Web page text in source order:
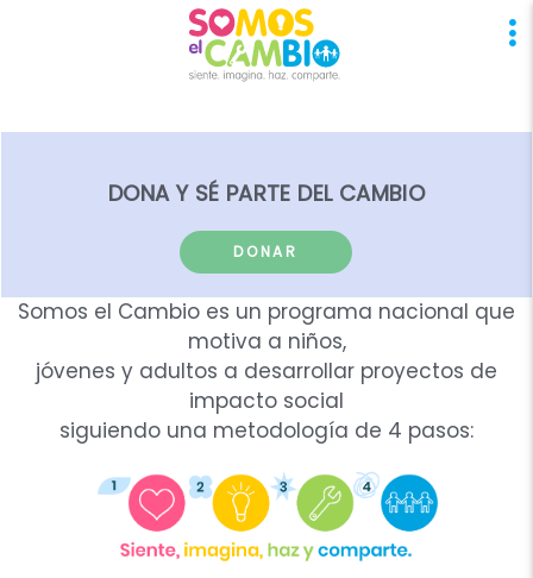
DONA Y SÉ PARTE DEL CAMBIO
DONAR
Somos el Cambio es un programa nacional que
motiva a niños,
jóvenes y adultos a desarrollar proyectos de
impacto social
siguiendo una metodología de 4 pasos: